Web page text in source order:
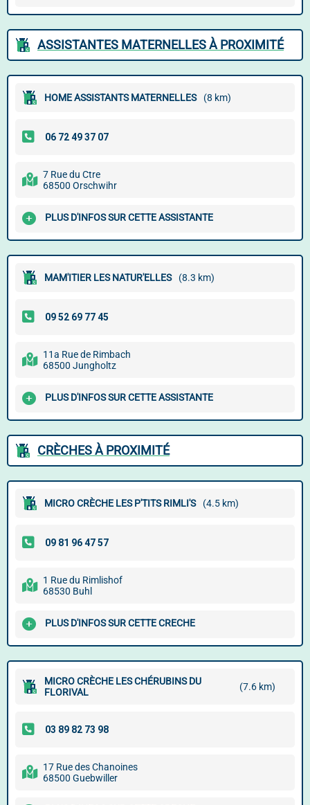
ASSISTANTES MATERNELLES À PROXIMITÉ
HOME ASSISTANTS MATERNELLES (8 km)
7 Rue du Ctre
68500 Orschwihr
PLUS D'INFOS SUR CETTE ASSISTANTE
MAM'ITIER LES NATUR'ELLES (8.3 km)
11a Rue de Rimbach
68500 Jungholtz
PLUS D'INFOS SUR CETTE ASSISTANTE
CRÈCHES À PROXIMITÉ
MICRO CRÈCHE LES P'TITS RIMLI'S (4.5 km)
1 Rue du Rimlishof
68530 Buhl
PLUS D'INFOS SUR CETTE CRECHE
MICRO CRÈCHE LES CHÉRUBINS DU
FLORIVAL
(7.6 km)
17 Rue des Chanoines
68500 Guebwiller